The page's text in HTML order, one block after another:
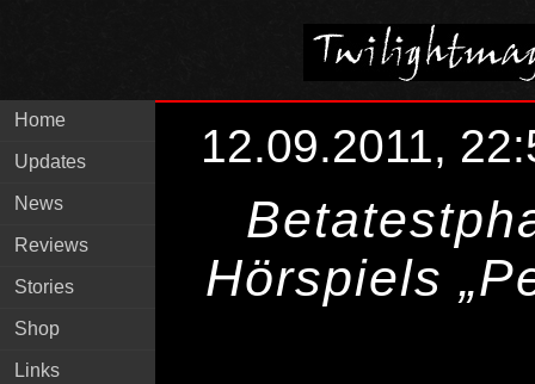
Home
Updates
News
Reviews
Stories
Shop
Links
12.09.2011,
Hörspiels